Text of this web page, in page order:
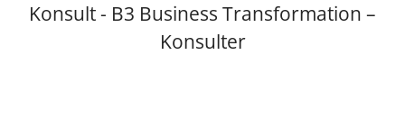
Konsult - B3 Business Transformation –
Konsulter